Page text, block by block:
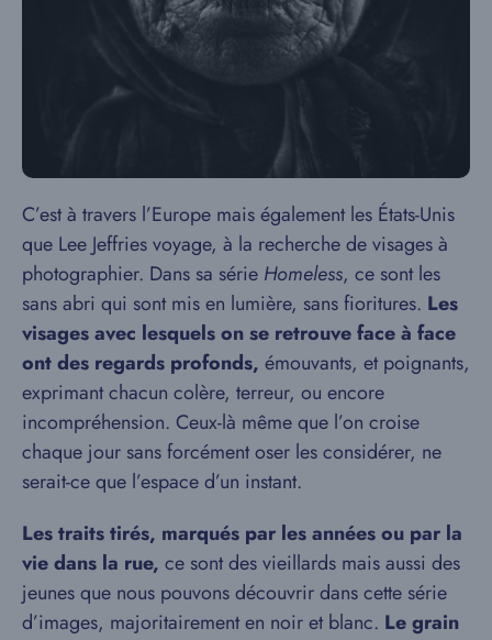
C’est à travers l’Europe mais également les États-Unis
que Lee Jeffries voyage, à la recherche de visages à
photographier. Dans sa série Homeless, ce sont les
sans abri qui sont mis en lumière, sans fioritures. Les
visages avec lesquels on se retrouve face à face
ont des regards profonds, émouvants, et poignants,
exprimant chacun colère, terreur, ou encore
incompréhension. Ceux-là même que l’on croise
chaque jour sans forcément oser les considérer, ne
serait-ce que l’espace d’un instant.
Les traits tirés, marqués par les années ou par la
vie dans la rue, ce sont des vieillards mais aussi des
jeunes que nous pouvons découvrir dans cette série
d’images, majoritairement en noir et blanc. Le grain